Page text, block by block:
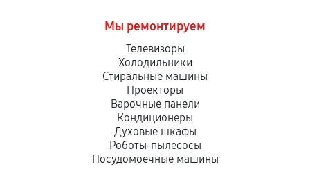
Мы ремонтируем
Телевизоры
Холодильники
Стиральные машины
Проекторы
Варочные панели
Кондиционеры
Духовые шкафы
Роботы-пылесосы
Посудомоечные машины